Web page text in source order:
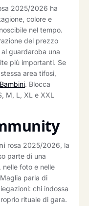
2025/2026 ha
colore e
nel tempo.
del prezzo
guardaroba una
più importanti. Se
area tifosi,
. Blocca
M, L, XL e XXL
rosa 2025/2026, la
parte di una
foto e nelle
parla di
chi indossa
rituale di gara.